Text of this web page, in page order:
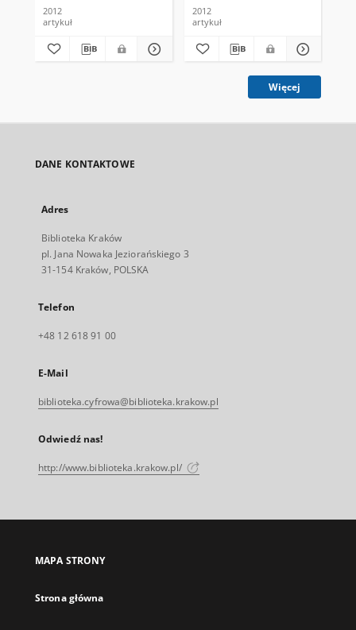
2012
artykuł
batalii?
2012
artykuł
Więcej
DANE KONTAKTOWE
Adres
Biblioteka Kraków
pl. Jana Nowaka Jeziorańskiego 3
31-154 Kraków, POLSKA
Telefon
+48 12 618 91 00
E-Mail
biblioteka.cyfrowa@biblioteka.krakow.pl
Odwiedź nas!
http://www.biblioteka.krakow.pl/
MAPA STRONY
Strona główna